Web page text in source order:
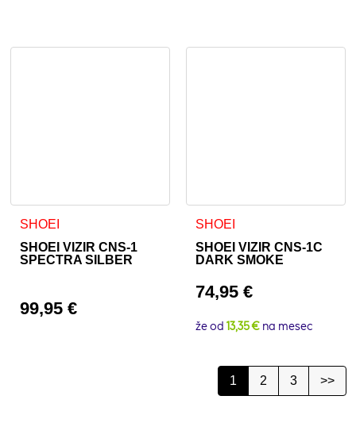
SHOEI
SHOEI VIZIR CNS-1
SPECTRA SILBER
99,95€
SHOEI
SHOEI VIZIR CNS-1C
DARK SMOKE
74,95 €
že od 13,35 € na mesec
1 2 3 >>